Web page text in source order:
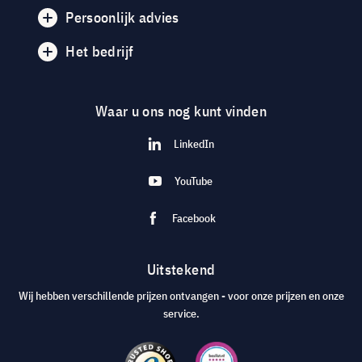
Persoonlijk advies
Het bedrijf
Waar u ons nog kunt vinden
LinkedIn
YouTube
Facebook
Uitstekend
Wij hebben verschillende prijzen ontvangen - voor onze prijzen en onze
service.